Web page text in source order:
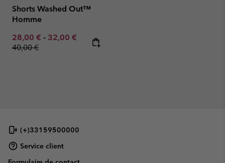
Shorts Washed Out™
Homme
Minimum sale price:
28,00 € - Maximum sale price:
32,00 € Regular price:
40,00 €
(+)33159500000
Service client